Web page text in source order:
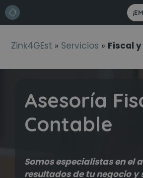
Saltar
al
Zink4GEst » Servicios » Fiscal
Asesoría
Contable
Somos especialistas en el
resultados de tu negocio y